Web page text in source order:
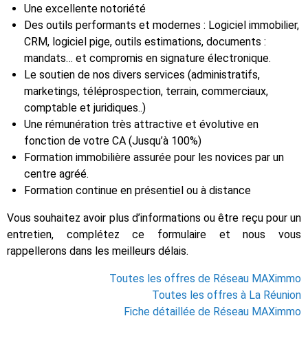
Une excellente notoriété
Des outils performants et modernes : Logiciel immobilier,
CRM, logiciel pige, outils estimations, documents :
mandats… et compromis en signature électronique.
Le soutien de nos divers services (administratifs,
marketings, téléprospection, terrain, commerciaux,
comptable et juridiques..)
Une rémunération très attractive et évolutive en
fonction de votre CA (Jusqu’à 100%)
Formation immobilière assurée pour les novices par un
centre agréé.
Formation continue en présentiel ou à distance
Vous souhaitez avoir plus d’informations ou être reçu pour un
entretien, complétez ce formulaire et nous vous
rappellerons dans les meilleurs délais.
Toutes les offres de Réseau MAXimmo
Toutes les offres à La Réunion
Fiche détaillée de Réseau MAXimmo